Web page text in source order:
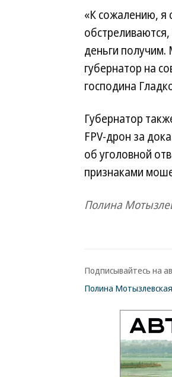
«К сожалению, я
деньги
губернатор на
господина
Губернатор
FPV-дрон за
об уголовной
признаками
Полина
Подписывайтесь на
Полина Мотызлевская